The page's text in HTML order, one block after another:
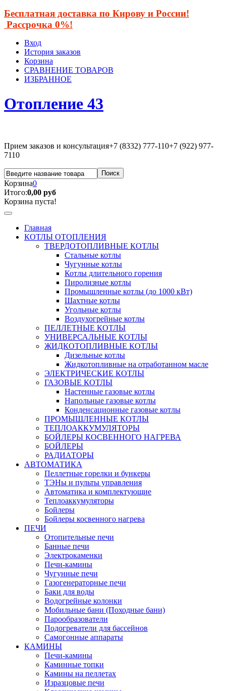
Бесплатная доставка по Кирову и России!
Рассрочка 0%!
Вход
История заказов
Корзина
СРАВНЕНИЕ ТОВАРОВ
ИЗБРАННОЕ
Отопление 43
Прием заказов и консультация+7 (8332) 777-110+7 (922) 977-
7110
Корзина0
Итого:0,00 руб
Корзина пуста!
Главная
КОТЛЫ ОТОПЛЕНИЯ
ТВЕРДОТОПЛИВНЫЕ КОТЛЫ
Стальные котлы
Чугунные котлы
Котлы длительного горения
Пиролизные котлы
Промышленные котлы (до 1000 кВт)
Шахтные котлы
Угольные котлы
Воздухогрейные котлы
ПЕЛЛЕТНЫЕ КОТЛЫ
УНИВЕРСАЛЬНЫЕ КОТЛЫ
ЖИДКОТОПЛИВНЫЕ КОТЛЫ
Дизельные котлы
Жидкотопливные на отработанном масле
ЭЛЕКТРИЧЕСКИЕ КОТЛЫ
ГАЗОВЫЕ КОТЛЫ
Настенные газовые котлы
Напольные газовые котлы
Конденсационные газовые котлы
ПРОМЫШЛЕННЫЕ КОТЛЫ
ТЕПЛОАККУМУЛЯТОРЫ
БОЙЛЕРЫ КОСВЕННОГО НАГРЕВА
БОЙЛЕРЫ
РАДИАТОРЫ
АВТОМАТИКА
Пеллетные горелки и бункеры
ТЭНы и пульты управления
Автоматика и комплектующие
Теплоаккумуляторы
Бойлеры
Бойлеры косвенного нагрева
ПЕЧИ
Отопительные печи
Банные печи
Электрокаменки
Печи-камины
Чугунные печи
Газогенераторные печи
Баки для воды
Водогрейные колонки
Мобильные бани (Походные бани)
Парообразователи
Подогреватели для бассейнов
Самогонные аппараты
КАМИНЫ
Печи-камины
Каминные топки
Камины на пеллетах
Изразцовые печи